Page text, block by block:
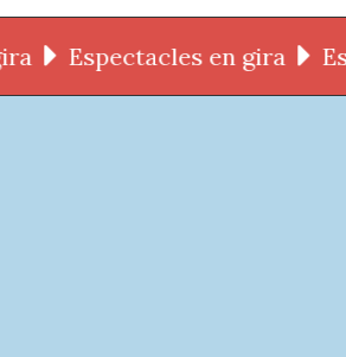
Espectacles en gira